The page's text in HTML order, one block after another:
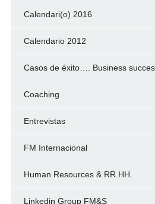
Calendari(o) 2016
Calendario 2012
Casos de éxito…. Business
Coaching
Entrevistas
FM Internacional
Human Resources & RR.HH.
Linkedin Group FM&S